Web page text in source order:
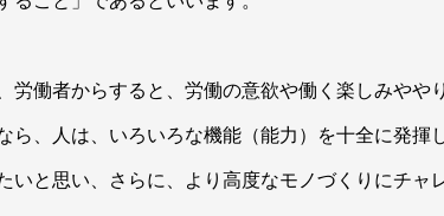
労働者からすると、労働の意欲や働く楽しみやや
ら、人は、いろいろな機能（能力）を十全に発揮
いと思い、さらに、より高度なモノづくりにチャ